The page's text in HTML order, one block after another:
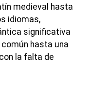
medieval hasta
idiomas,
significativa
hasta una
la falta de